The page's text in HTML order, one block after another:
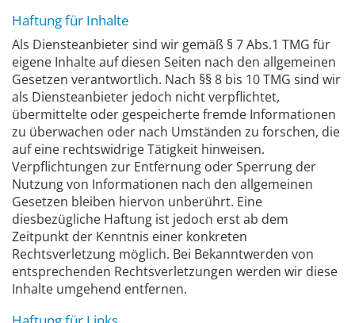
Haftung für Inhalte
Als Diensteanbieter sind wir gemäß § 7 Abs.1 TMG für
eigene Inhalte auf diesen Seiten nach den allgemeinen
Gesetzen verantwortlich. Nach §§ 8 bis 10 TMG sind wir
als Diensteanbieter jedoch nicht verpflichtet,
übermittelte oder gespeicherte fremde Informationen
zu überwachen oder nach Umständen zu forschen, die
auf eine rechtswidrige Tätigkeit hinweisen.
Verpflichtungen zur Entfernung oder Sperrung der
Nutzung von Informationen nach den allgemeinen
Gesetzen bleiben hiervon unberührt. Eine
diesbezügliche Haftung ist jedoch erst ab dem
Zeitpunkt der Kenntnis einer konkreten
Rechtsverletzung möglich. Bei Bekanntwerden von
entsprechenden Rechtsverletzungen werden wir diese
Inhalte umgehend entfernen.